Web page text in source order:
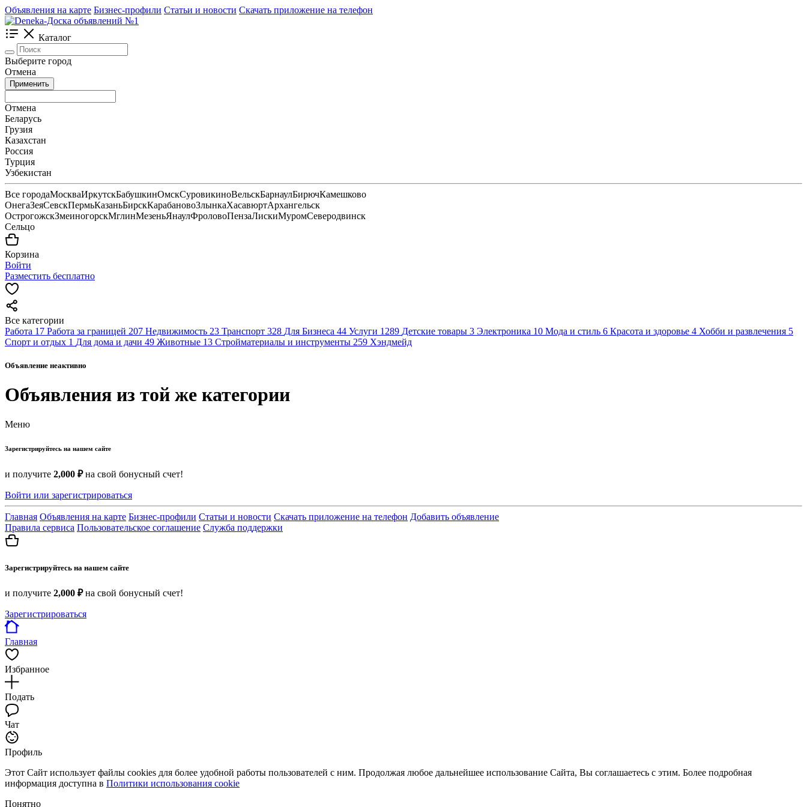
Объявления на карте Бизнес-профили Статьи и новости Скачать приложение на телефон
Каталог
Выберите город
Отмена
Применить
Отмена
Беларусь
Грузия
Казахстан
Россия
Турция
Узбекистан
Все городаМоскваИркутскБабушкинОмскСуровикиноВельскБарнаулБирючКамешково
ОнегаЗеяСевскПермьКазаньБирскКарабановоЗлынкаХасавюртАрхангельск
ОстрогожскЗмеиногорскМглинМезеньЯнаулФроловоПензаЛискиМуромСеверодвинск
Сельцо
Корзина
Войти
Разместить бесплатно
Все категории
Работа 17 Работа за границей 207 Недвижимость 23 Транспорт 328 Для Бизнеса 44 Услуги 1289 Детские товары 3 Электроника 10 Мода и стиль 6 Красота и здоровье 4 Хобби и развлечения 5
Спорт и отдых 1 Для дома и дачи 49 Животные 13 Стройматериалы и инструменты 259 Хэндмейд
Объявление неактивно
Объявления из той же категории
Меню
Зарегистрируйтесь на нашем сайте
и получите 2,000 ₽на свой бонусный счет!
Войти или зарегистрироваться
Главная Объявления на карте Бизнес-профили Статьи и новости Скачать приложение на телефон Добавить объявление
Правила сервиса Пользовательское соглашение Служба поддержки
Зарегистрируйтесь на нашем сайте
и получите 2,000 ₽на свой бонусный счет!
Зарегистрироваться
Главная
Избранное
Подать
Чат
Профиль
Этот Сайт использует файлы cookies для более удобной работы пользователей с ним. Продолжая любое дальнейшее использование Сайта, Вы соглашаетесь с этим. Более подробная
информация доступна в Политики использования cookie
Понятно